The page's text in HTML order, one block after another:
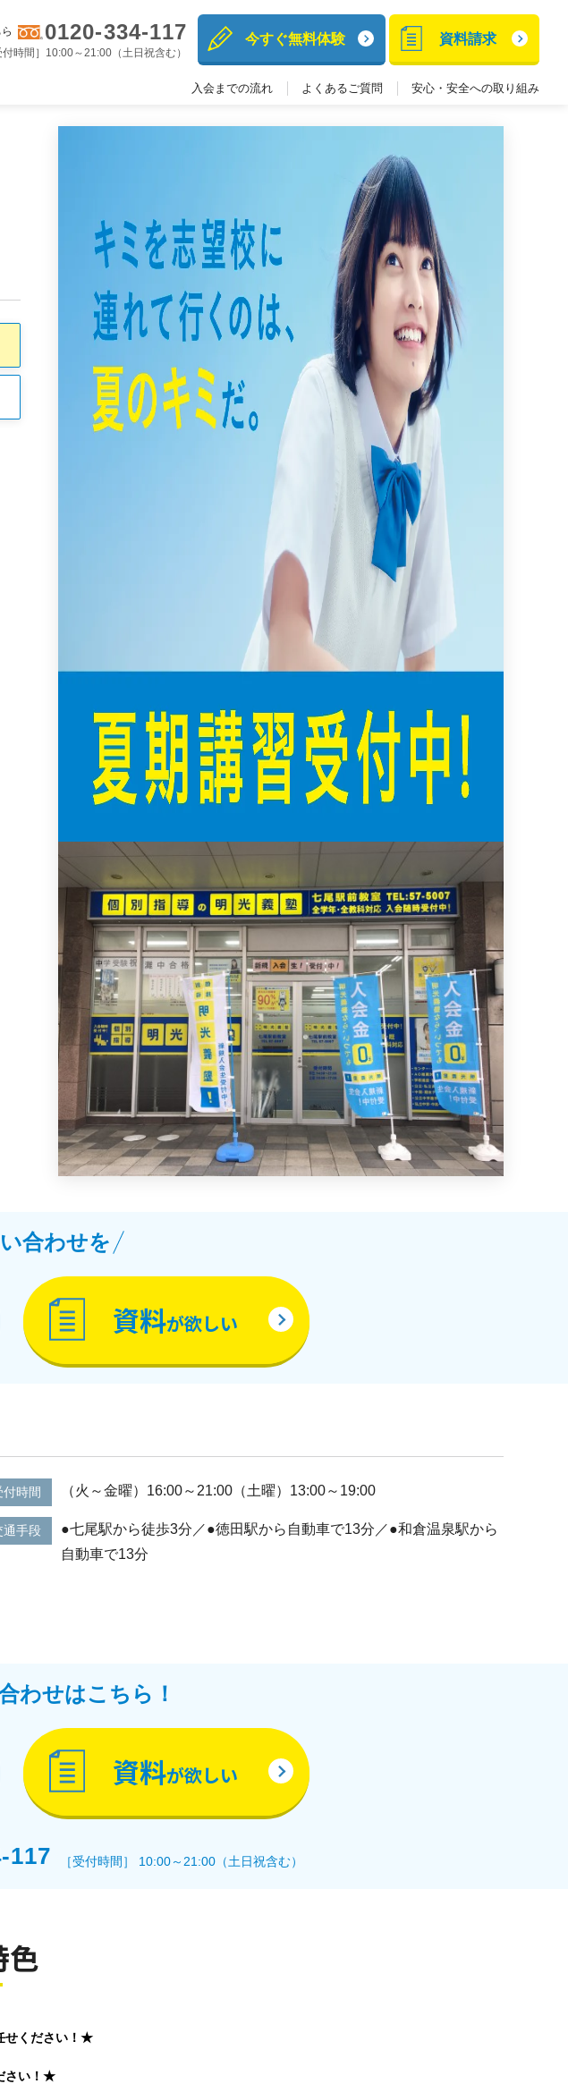
今すぐ無料体験 資料請求
0120-334-117
付時間］10:00～21:00（土日祝含む）
入会までの流れ よくあるご質問 安心・安全への取り組み
合わせを
資料が欲しい
付時間 （火～金曜）16:00～21:00（土曜）13:00～19:00
通手段
●七尾駅から徒歩3分／●徳田駅から自動車で13分／●和倉温泉駅から
自動車で13分
わせはこちら！
資料が欲しい
117 ［受付時間］ 10:00～21:00（土日祝含む）
色
せください！★
さい！★